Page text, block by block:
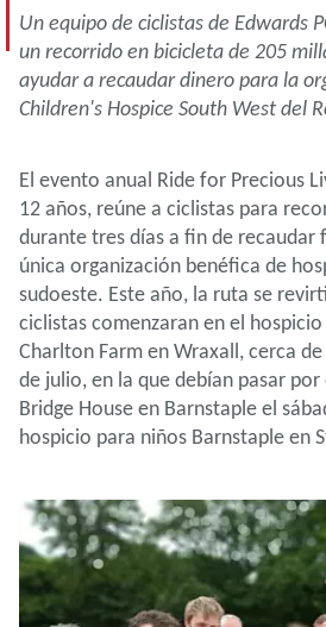
Un equipo de ciclistas de Edwards
un recorrido en bicicleta de 205
ayudar a recaudar dinero para la
Children's Hospice South West del
El evento anual Ride for Precious
12 años, reúne a ciclistas para
durante tres días a fin de recaudar
única organización benéfica de
sudoeste. Este año, la ruta se
ciclistas comenzaran en el
Charlton Farm en Wraxall, cerca
de julio, en la que debían pasar
Bridge House en Barnstaple el
hospicio para niños Barnstaple en